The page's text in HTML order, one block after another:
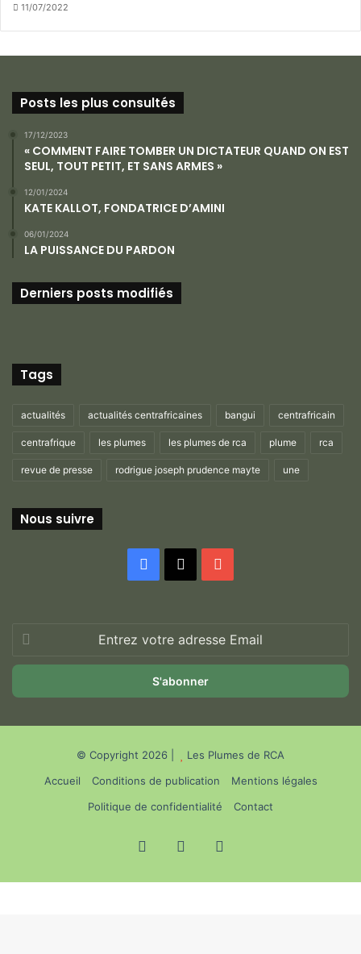
11/07/2022
Posts les plus consultés
17/12/2023
« COMMENT FAIRE TOMBER UN DICTATEUR QUAND ON EST
SEUL, TOUT PETIT, ET SANS ARMES »
12/01/2024
KATE KALLOT, FONDATRICE D’AMINI
06/01/2024
LA PUISSANCE DU PARDON
Derniers posts modifiés
Tags
actualités actualités centrafricaines bangui centrafricain
centrafrique les plumes les plumes de rca plume rca
revue de presse rodrigue joseph prudence mayte une
Nous suivre
Facebook
votre
adresse
© Copyright 2026 |
Les Plumes de RCA
Accueil
Conditions de publication
Mentions légales
Politique de confidentialité
Contact
Facebook